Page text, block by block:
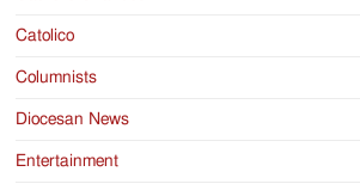
Catolico
Columnists
Diocesan News
Entertainment